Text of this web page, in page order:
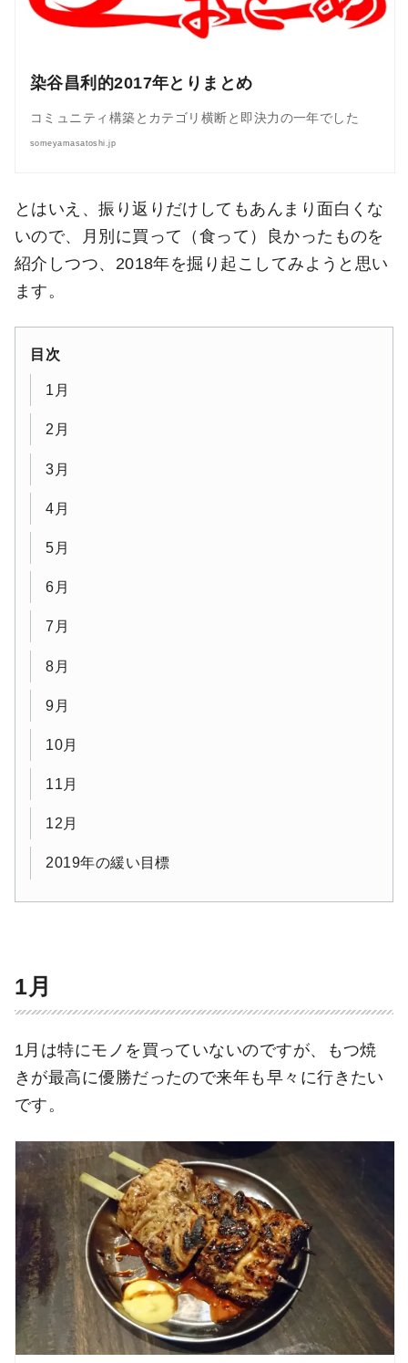
染谷昌利的2017年とりまとめ
コミュニティ構築とカテゴリ横断と即決力の一年でした
someyamasatoshi.jp
とはいえ、振り返りだけしてもあんまり面白くな
いので、月別に買って（食って）良かったものを
紹介しつつ、2018年を掘り起こしてみようと思い
ます。
目次
1月
2月
3月
4月
5月
6月
7月
8月
9月
10月
11月
12月
2019年の緩い目標
1月
1月は特にモノを買っていないのですが、もつ焼
きが最高に優勝だったので来年も早々に行きたい
です。